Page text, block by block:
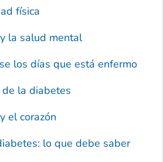
física
la salud mental
los días que está enfermo
de la diabetes
el corazón
lo que debe saber